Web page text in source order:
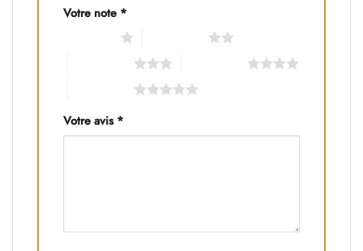
Votre note *
Votre avis *